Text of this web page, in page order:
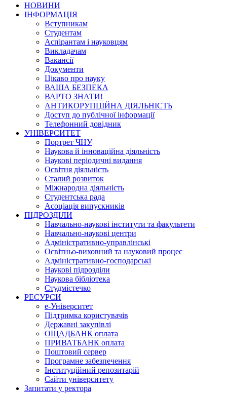
НОВИНИ
ІНФОРМАЦІЯ
Вступникам
Студентам
Аспірантам і науковцям
Викладачам
Вакансії
Документи
Цікаво про науку
ВАША БЕЗПЕКА
ВАРТО ЗНАТИ!
АНТИКОРУПЦІЙНА ДІЯЛЬНІСТЬ
Доступ до публічної інформації
Телефонний довідник
УНІВЕРСИТЕТ
Портрет ЧНУ
Наукова й інноваційна діяльність
Наукові періодичні видання
Освітня діяльність
Сталий розвиток
Міжнародна діяльність
Студентська рада
Асоціація випускників
ПІДРОЗДІЛИ
Навчально-наукові інститути та факультети
Навчально-наукові центри
Адміністративно-управлінські
Освітньо-виховний та науковий процес
Адміністративно-господарські
Наукові підрозділи
Наукова бібліотека
Студмістечко
РЕСУРСИ
е-Університет
Підтримка користувачів
Державні закупівлі
ОЩАДБАНК оплата
ПРИВАТБАНК оплата
Поштовий сервер
Програмне забезпечення
Інституційний репозитарій
Сайти університету
Запитати у ректора